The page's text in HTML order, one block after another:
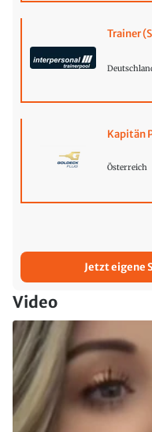
Trainer
Kapitän
Österreich
Jetzt eigene
Video